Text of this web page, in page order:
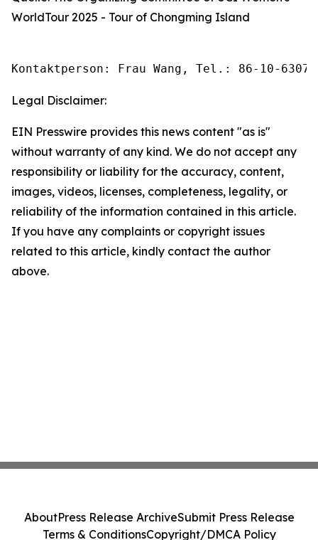
WorldTour 2025 - Tour of Chongming Island
Kontaktperson: Frau Wang, Tel.: 86-10-
Legal Disclaimer:
EIN Presswire provides this news content "as is"
without warranty of any kind. We do not accept any
responsibility or liability for the accuracy, content,
images, videos, licenses, completeness, legality, or
reliability of the information contained in this article.
If you have any complaints or copyright issues
related to this article, kindly contact the author
above.
AboutPress Release ArchiveSubmit Press Release
Terms & ConditionsCopyright/DMCA Policy